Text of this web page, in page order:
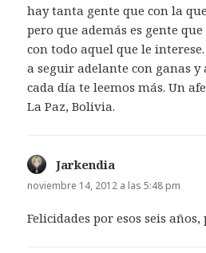
hay tanta gente que con la
pero que además es gente
con todo aquel que le
a seguir adelante con ganas
cada día te leemos más. Un
La Paz, Bolivia.
Jarkendia
noviembre 14, 2012 a las 5:48 pm
Felicidades por esos seis